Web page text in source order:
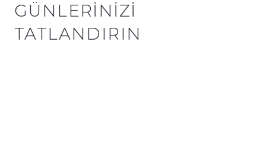
GÜNLERINIZI
TATLANDIRIN